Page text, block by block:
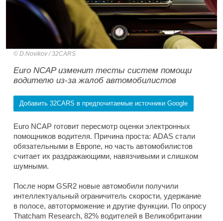
D.Novikov / 32CARS
Euro NCAP изменит тесты систем помощи
водителю из-за жалоб автомобилистов
Добавить 32CARS в предпочитаемые источники Google
Euro NCAP готовит пересмотр оценки электронных
помощников водителя. Причина проста: ADAS стали
обязательными в Европе, но часть автомобилистов
считает их раздражающими, навязчивыми и слишком
шумными.
После норм GSR2 новые автомобили получили
интеллектуальный ограничитель скорости, удержание
в полосе, автоторможение и другие функции. По опросу
Thatcham Research, 82% водителей в Великобритании